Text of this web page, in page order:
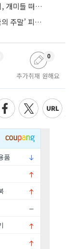
"다신 국장 안 한다"⋯'카지노' 된 韓증시, 개미들 떠난다
트럼프, 이란 공격 전격 취소…중동 ‘파국의 주말’ 피했다
추가취재 원해요
0